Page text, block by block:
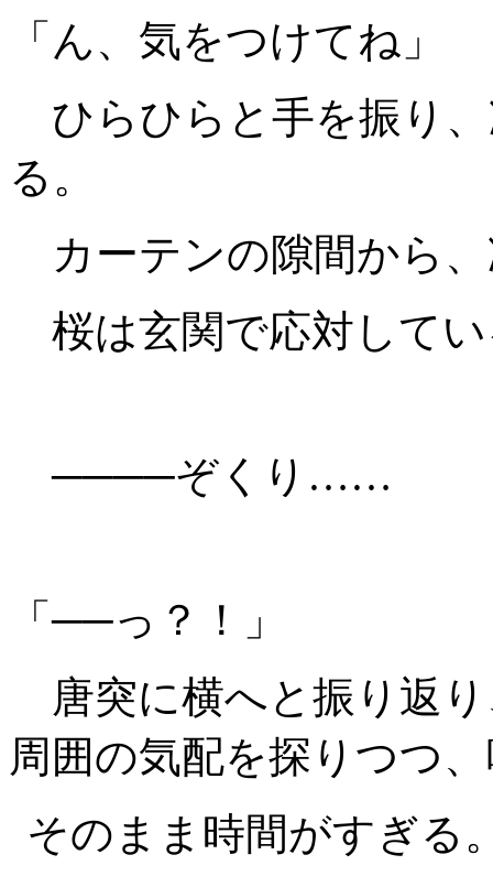
「ん、気をつけてね」
ひらひらと手を振り
る。
カーテンの隙間から
桜は玄関で応対して
────ぞくり……
「──っ？！」
唐突に横へと振り返
周囲の気配を探りつつ
そのまま時間がすぎ